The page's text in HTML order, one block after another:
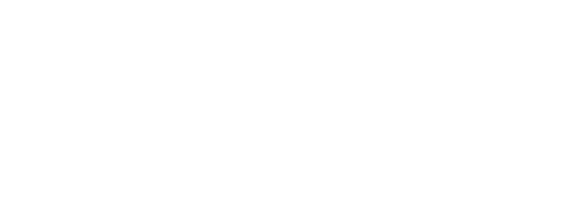
recommandent depuis peu, sur la base de nouvelles
Renforcement de la collaboration entre